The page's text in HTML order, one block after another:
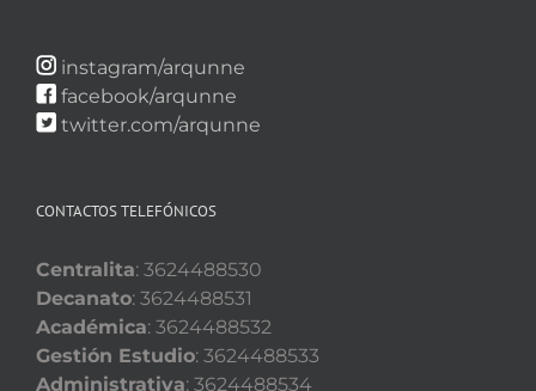
instagram/arqunne
facebook/arqunne
twitter.com/arqunne
CONTACTOS TELEFÓNICOS
Centralita: 3624488530
Decanato: 3624488531
Académica: 3624488532
Gestión Estudio: 3624488533
Administrativa: 3624488534